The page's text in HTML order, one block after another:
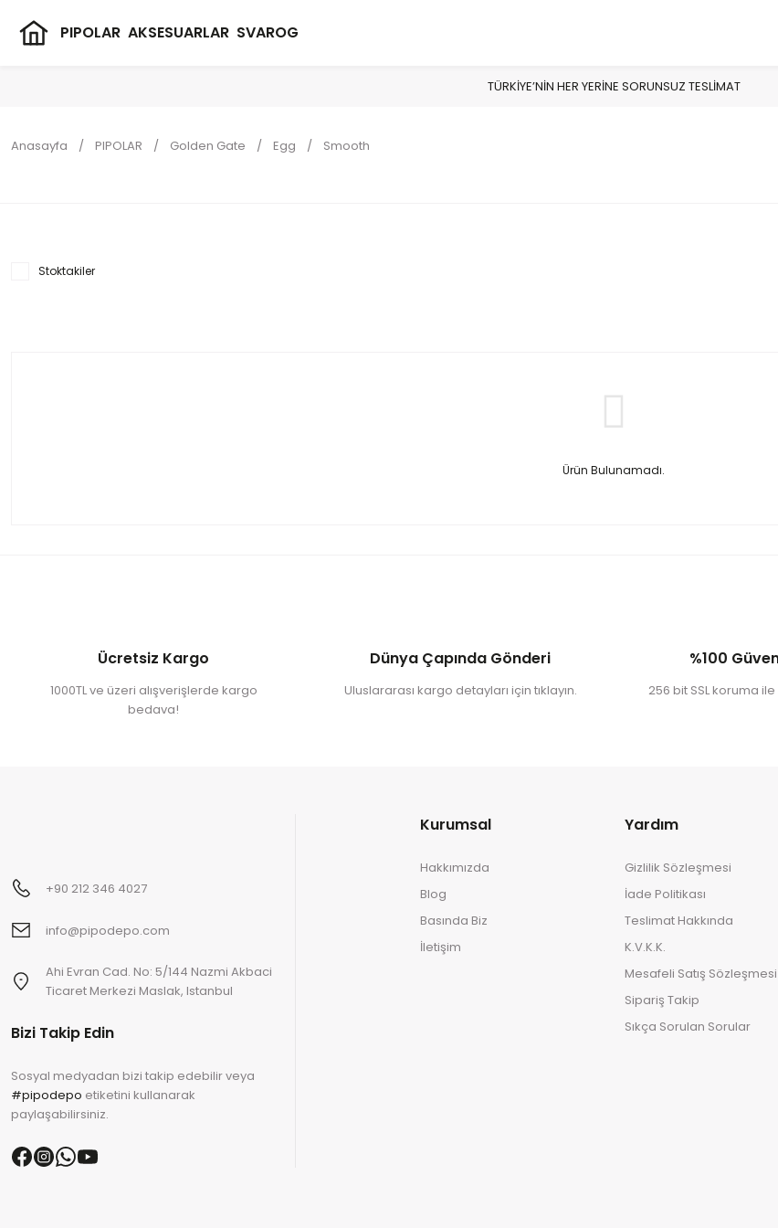
PIPOLAR AKSESUARLAR SVAROG
TÜRKİYE’NİN HER YERİNE SORUNSUZ TESLİMAT
Anasayfa PIPOLAR Golden Gate Egg Smooth
Stoktakiler
Ürün Bulunamadı.
Ücretsiz Kargo
1000TL ve üzeri alışverişlerde kargo
bedava!
Dünya Çapında Gönderi
Uluslararası kargo detayları için tıklayın.
%100
256 bit SSL koruma ile
+90 212 346 4027
info@pipodepo.com
Ahi Evran Cad. No: 5/144 Nazmi Akbaci
Ticaret Merkezi Maslak, Istanbul
Bizi Takip Edin
Sosyal medyadan bizi takip edebilir veya
#pipodepo etiketini kullanarak
paylaşabilirsiniz.
Kurumsal
Hakkımızda
Blog
Basında Biz
İletişim
Yardım
Gizlilik Sözleşmesi
İade Politikası
Teslimat Hakkında
K.V.K.K.
Mesafeli Satış Sözleşmesi
Sipariş Takip
Sıkça Sorulan Sorular